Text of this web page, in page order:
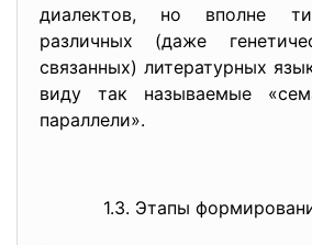
диалектов, но вполне
различных (даже
связанных) литературных
виду так называемые
параллели».
1.3. Этапы